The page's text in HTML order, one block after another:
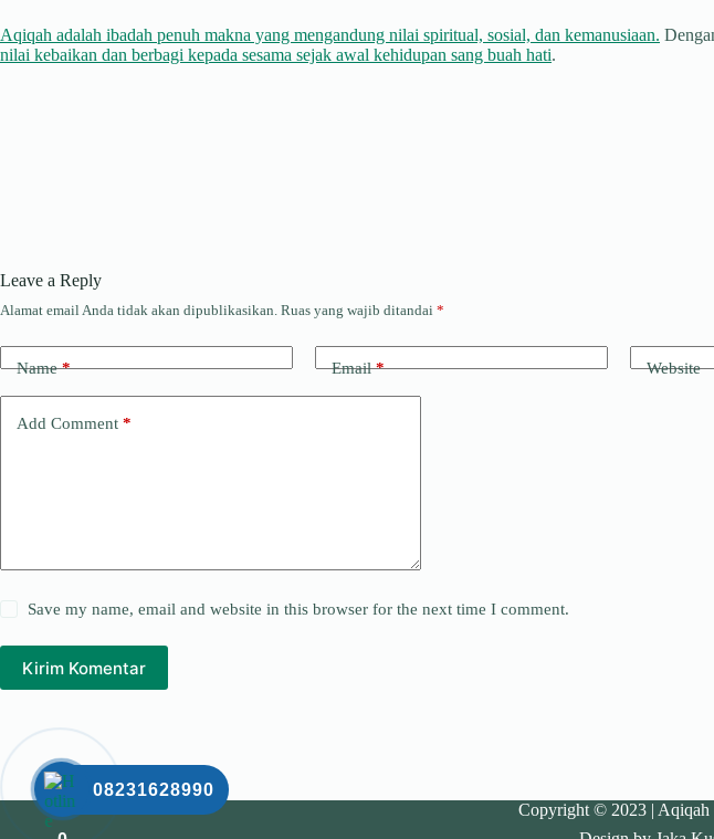
Aqiqah adalah ibadah penuh makna yang mengandung nilai spiritual, sosial, dan kemanusiaan.
nilai kebaikan dan berbagi kepada sesama sejak awal kehidupan sang buah hati.
Leave a Reply
Alamat email Anda tidak akan dipublikasikan. Ruas yang wajib ditandai *
Name* Email* Website
Add Comment *
Save my name, email and website in this browser for the next time I comment.
Kirim Komentar
Copyright © 2023 | Aqiqah
08231628990